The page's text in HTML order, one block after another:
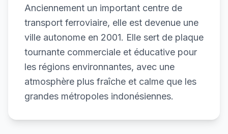
Anciennement un important centre de
transport ferroviaire, elle est devenue une
ville autonome en 2001. Elle sert de plaque
tournante commerciale et éducative pour
les régions environnantes, avec une
atmosphère plus fraîche et calme que les
grandes métropoles indonésiennes.